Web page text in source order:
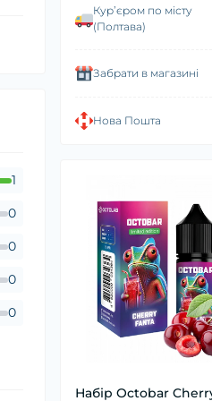
Курʼєром по місту
(Полтава)
Забрати в магазині
Нова Пошта
Набір Octobar
1
0
0
0
0